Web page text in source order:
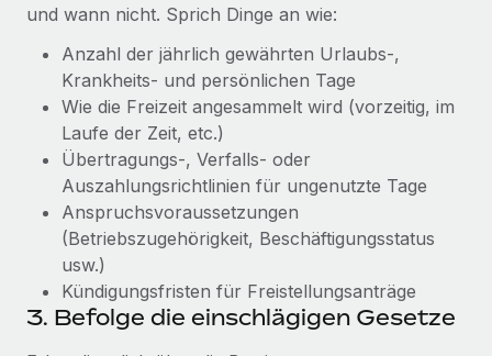
und wann nicht. Sprich Dinge an wie:
Anzahl der jährlich gewährten Urlaubs-,
Krankheits- und persönlichen Tage
Wie die Freizeit angesammelt wird (vorzeitig, im
Laufe der Zeit, etc.)
Übertragungs-, Verfalls- oder
Auszahlungsrichtlinien für ungenutzte Tage
Anspruchsvoraussetzungen
(Betriebszugehörigkeit, Beschäftigungsstatus
usw.)
Kündigungsfristen für Freistellungsanträge
3. Befolge die einschlägigen Gesetze